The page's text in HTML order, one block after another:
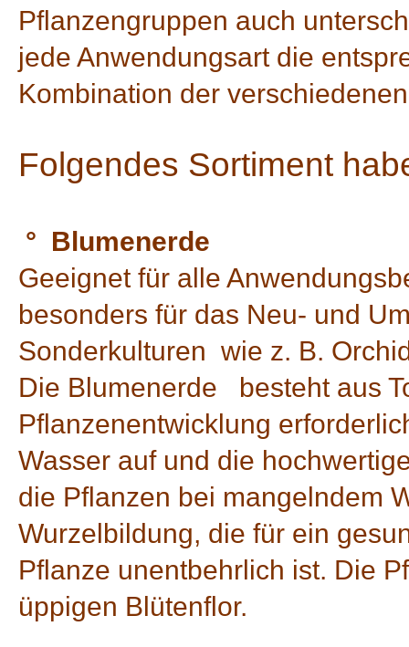
Pflanzengruppen auch
jede Anwendungsart die
Kombination der
Folgendes Sortiment
° Blumenerde
Geeignet für alle
besonders für das Neu- und
Sonderkulturen wie z. B.
Die Blumenerde besteht aus
Pflanzenentwicklung
Wasser auf und die
die Pflanzen bei mangelndem
Wurzelbildung, die für ein
Pflanze unentbehrlich ist. Die
üppigen Blütenflor.